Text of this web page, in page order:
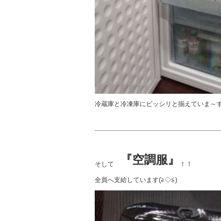
冷蔵庫と冷凍庫にビッシリと揃えていま～
そして 『空調服』 ！！
全員へ支給しています(≧◇≦)